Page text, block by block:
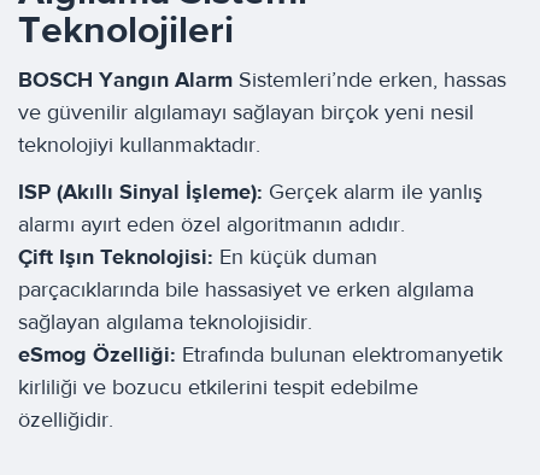
Teknolojileri
BOSCH Yangın Alarm Sistemleri’nde erken, hassas
ve güvenilir algılamayı sağlayan birçok yeni nesil
teknolojiyi kullanmaktadır.
ISP (Akıllı Sinyal İşleme): Gerçek alarm ile yanlış
alarmı ayırt eden özel algoritmanın adıdır.
Çift Işın Teknolojisi: En küçük duman
parçacıklarında bile hassasiyet ve erken algılama
sağlayan algılama teknolojisidir.
eSmog Özelliği: Etrafında bulunan elektromanyetik
kirliliği ve bozucu etkilerini tespit edebilme
özelliğidir.